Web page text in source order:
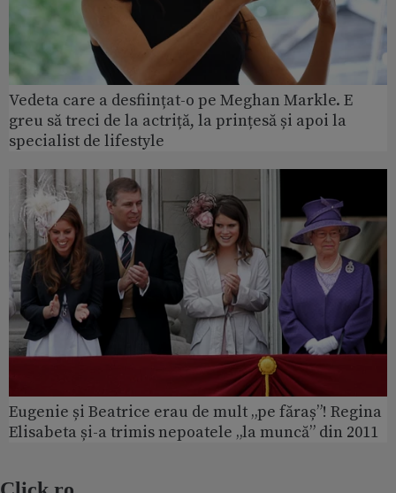
Vedeta care a desființat-o pe Meghan Markle. E
greu să treci de la actriță, la prințesă și apoi la
specialist de lifestyle
Eugenie și Beatrice erau de mult „pe făraș”! Regina
Elisabeta și-a trimis nepoatele „la muncă” din 2011